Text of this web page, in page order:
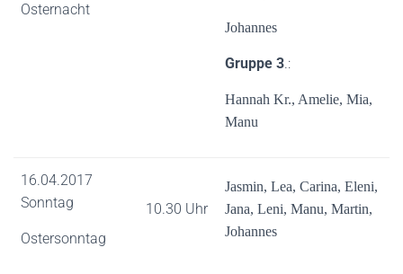
Osternacht
Johannes
Gruppe 3.:
Hannah Kr., Amelie, Mia,
Manu
16.04.2017
Sonntag
Ostersonntag
10.30 Uhr
Jasmin, Lea, Carina, Eleni,
Jana, Leni, Manu, Martin,
Johannes